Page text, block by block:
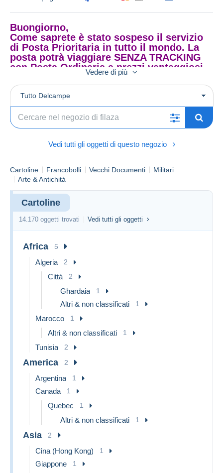
Buongiorno,
Come saprete è stato sospeso il servizio
di Posta Prioritaria in tutto il mondo. La
posta potrà viaggiare SENZA TRACKING
con Posta Ordinaria a prezzi vantaggiosi
oppure con Posta Raccomandata
TRACCIABILE.
Grazie per l'attenzione
Good morning,
has been suspended worldwide. Mail can
Mail at discounted rates or via TRACABLE
Registered Mail.
Thank you for your attention.
Guten Morgen, wie Sie vielleicht wissen,
wurde der Priority-Mail-Service weltweit
Sendungsverfolgung per Standardpost zu
ermäßigten Preisen oder per Einschreiben
mit Sendungsverfolgung versenden.
Vielen Dank für Ihre Aufmerksamkeit.
Comme vous le savez peut-être, le service
Priority Mail est suspendu dans le monde
entier. Vous pouvez envoyer votre courrier
SANS SUIVI par courrier ordinaire à tarif
réduit ou par courrier recommandé AVEC
SUIVI.
Merci de votre compréhension.
Vedere di più
Tutto Delcampe
Vedi tutti gli oggetti di questo negozio
Cartoline Francobolli Vecchi Documenti
Militari
Arte & Antichità
Cartoline
14.170 oggetti trovati Vedi tutti gli oggetti
Africa 5
Algeria 2
Città 2
Ghardaia 1
Altri & non classificati 1
Marocco 1
Altri & non classificati 1
Tunisia 2
America 2
Argentina 1
Canada 1
Quebec 1
Altri & non classificati 1
Asia 2
Cina (Hong Kong) 1
Giappone 1